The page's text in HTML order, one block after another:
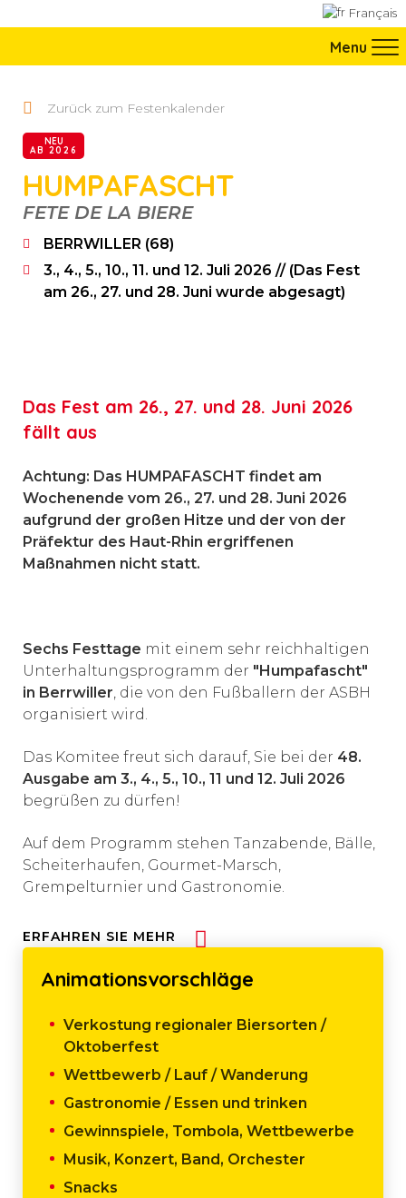
Français
Menu
Zurück zum Festenkalender
NEU
AB 2026
HUMPAFASCHT
BERRWILLER (68)
FETE DE LA BIERE
BERRWILLER (68)
3., 4., 5., 10., 11. und 12. Juli 2026 // (Das Fest
am 26., 27. und 28. Juni wurde abgesagt)
Das Fest am 26., 27. und 28. Juni 2026
fällt aus
Achtung: Das HUMPAFASCHT findet am
Wochenende vom 26., 27. und 28. Juni 2026
aufgrund der großen Hitze und der von der
Präfektur des Haut-Rhin ergriffenen
Maßnahmen nicht statt.
Sechs Festtage mit einem sehr reichhaltigen
Unterhaltungsprogramm der "Humpafascht"
in Berrwiller , die von den Fußballern der ASBH
organisiert wird.
Das Komitee freut sich darauf, Sie bei der 48.
Ausgabe am 3., 4., 5., 10., 11 und 12. Juli 2026
begrüßen zu dürfen!
Auf dem Programm stehen Tanzabende, Bälle,
Scheiterhaufen, Gourmet-Marsch,
Grempelturnier und Gastronomie.
ERFAHREN SIE MEHR
Animationsvorschläge
Verkostung regionaler Biersorten /
Oktoberfest
Wettbewerb / Lauf / Wanderung
Gastronomie / Essen und trinken
Gewinnspiele, Tombola, Wettbewerbe
Musik, Konzert, Band, Orchester
Snacks